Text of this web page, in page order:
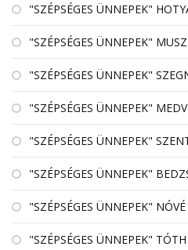
"SZÉPSÉGES ÜNNEPEK"
"SZÉPSÉGES ÜNNEPEK"
"SZÉPSÉGES ÜNNEPEK"
"SZÉPSÉGES ÜNNEPEK"
"SZÉPSÉGES ÜNNEPEK"
"SZÉPSÉGES ÜNNEPEK"
"SZÉPSÉGES ÜNNEPEK"
"SZÉPSÉGES ÜNNEPEK"